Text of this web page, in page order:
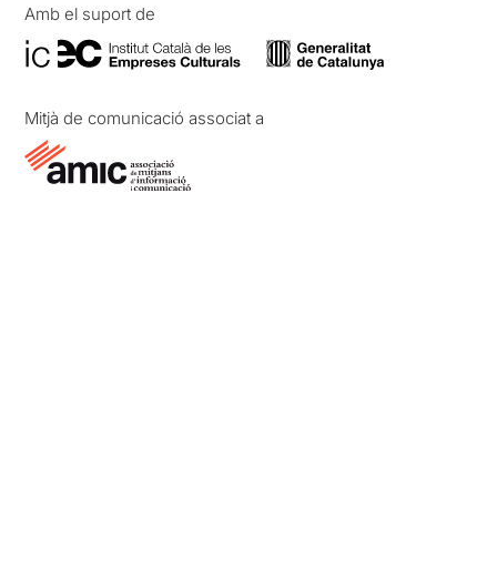
Amb el suport de
Mitjà de comunicació associat a